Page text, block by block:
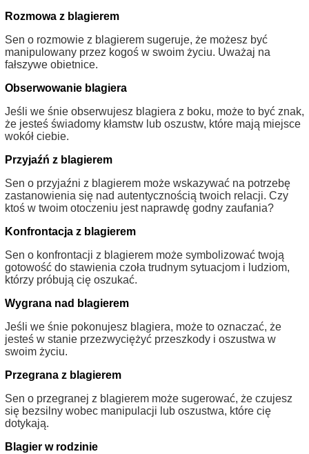
Rozmowa z blagierem
Sen o rozmowie z blagierem sugeruje, że możesz być
manipulowany przez kogoś w swoim życiu. Uważaj na
fałszywe obietnice.
Obserwowanie blagiera
Jeśli we śnie obserwujesz blagiera z boku, może to być znak,
że jesteś świadomy kłamstw lub oszustw, które mają miejsce
wokół ciebie.
Przyjaźń z blagierem
Sen o przyjaźni z blagierem może wskazywać na potrzebę
zastanowienia się nad autentycznością twoich relacji. Czy
ktoś w twoim otoczeniu jest naprawdę godny zaufania?
Konfrontacja z blagierem
Sen o konfrontacji z blagierem może symbolizować twoją
gotowość do stawienia czoła trudnym sytuacjom i ludziom,
którzy próbują cię oszukać.
Wygrana nad blagierem
Jeśli we śnie pokonujesz blagiera, może to oznaczać, że
jesteś w stanie przezwyciężyć przeszkody i oszustwa w
swoim życiu.
Przegrana z blagierem
Sen o przegranej z blagierem może sugerować, że czujesz
się bezsilny wobec manipulacji lub oszustwa, które cię
dotykają.
Blagier w rodzinie